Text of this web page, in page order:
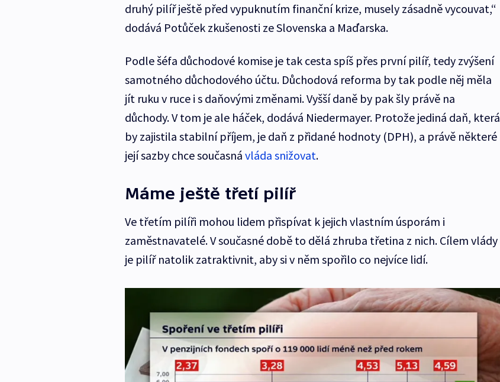
druhý pilíř ještě před vypuknutím finanční krize, musely zásadně vycouvat,“
dodává Potůček zkušenosti ze Slovenska a Maďarska.
Podle šéfa důchodové komise je tak cesta spíš přes první pilíř, tedy zvýšení
samotného důchodového účtu. Důchodová reforma by tak podle něj měla
jít ruku v ruce i s daňovými změnami. Vyšší daně by pak šly právě na
důchody. V tom je ale háček, dodává Niedermayer. Protože jediná daň, která
by zajistila stabilní příjem, je daň z přidané hodnoty (DPH), a právě některé
její sazby chce současná vláda snižovat.
Máme ještě třetí pilíř
Ve třetím pilíři mohou lidem přispívat k jejich vlastním úsporám i
zaměstnavatelé. V současné době to dělá zhruba třetina z nich. Cílem vlády
je pilíř natolik zatraktivnit, aby si v něm spořilo co nejvíce lidí.